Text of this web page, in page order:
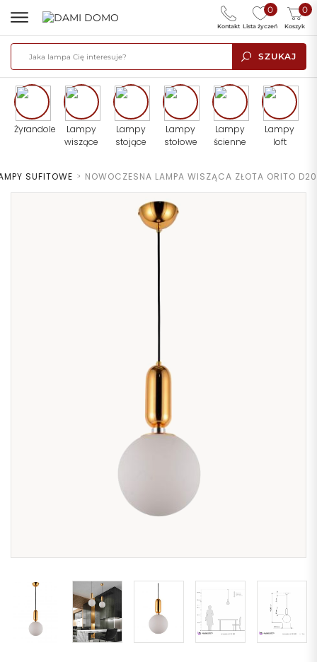
SZUKAJ
0
Lista życzeń
0
Koszyk
Kontakt
Żyrandole
Lampy
wiszące
Lampy
stojące
Lampy
stołowe
Lampy
ścienne
Lampy
loft
SUFITOWE > NOWOCZESNA LAMPA WISZĄCA ZŁOTA ORITO D20